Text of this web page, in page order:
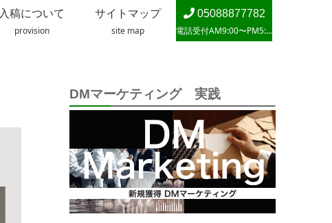
入稿について
provision
サイトマップ
site map
05088877782
電話受付AM9:00〜PM5:00
DMマーケティング 実践